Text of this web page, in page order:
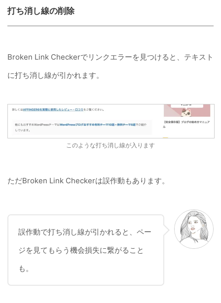
打ち消し線の削除
Broken Link Checkerでリンクエラーを見つけると、テキスト
に打ち消し線が引かれます。
このような打ち消し線が入ります
ただBroken Link Checkerは誤作動もあります。
誤作動で打ち消し線が引かれると、ペー
ジを見てもらう機会損失に繋がること
も。